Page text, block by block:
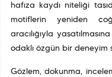
hafıza kaydı niteliği
motiflerin yeniden
aracılığıyla
odaklı özgün bir deneyim
Gözlem, dokunma,